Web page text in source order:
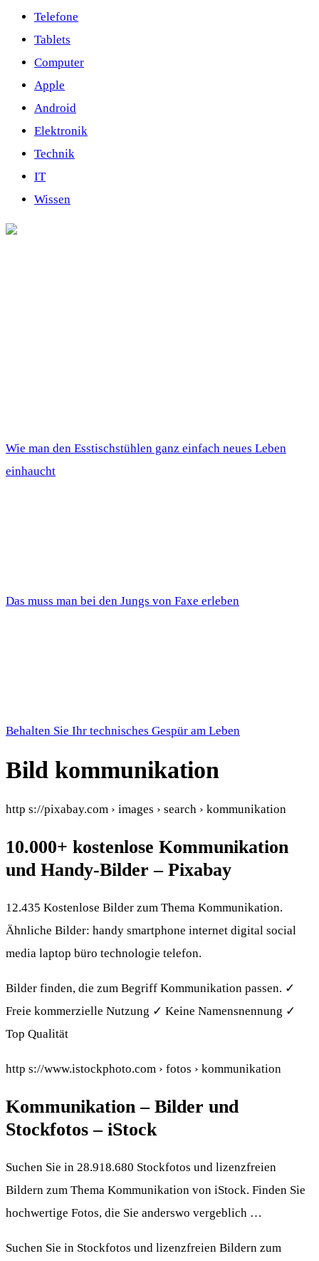
Telefone
Tablets
Computer
Apple
Android
Elektronik
Technik
IT
Wissen
Wie man den Esstischstühlen ganz einfach neues Leben
einhaucht
Das muss man bei den Jungs von Faxe erleben
Behalten Sie Ihr technisches Gespür am Leben
Bild kommunikation
http s://pixabay.com › images › search › kommunikation
10.000+ kostenlose Kommunikation
und Handy-Bilder – Pixabay
12.435 Kostenlose Bilder zum Thema Kommunikation.
Ähnliche Bilder: handy smartphone internet digital social
media laptop büro technologie telefon.
Bilder finden, die zum Begriff Kommunikation passen. ✓
Freie kommerzielle Nutzung ✓ Keine Namensnennung ✓
Top Qualität
http s://www.istockphoto.com › fotos › kommunikation
Kommunikation – Bilder und
Stockfotos – iStock
Suchen Sie in 28.918.680 Stockfotos und lizenzfreien
Bildern zum Thema Kommunikation von iStock. Finden Sie
hochwertige Fotos, die Sie anderswo vergeblich …
Suchen Sie in Stockfotos und lizenzfreien Bildern zum